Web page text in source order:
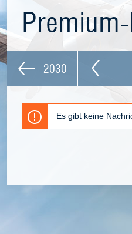
2030
Es gibt keine